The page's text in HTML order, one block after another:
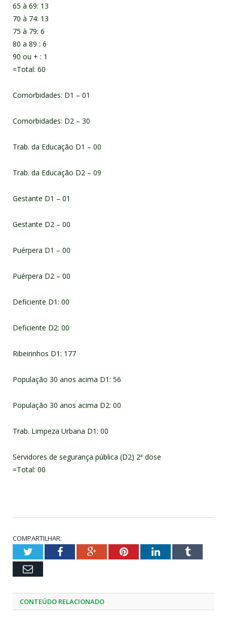
65 à 69: 13
70 à 74: 13
75 à 79: 6
80 a 89 : 6
90 ou + : 1
=Total: 60
Comorbidades: D1 – 01
Comorbidades: D2 – 30
Trab. da Educação D1 – 00
Trab. da Educação D2 – 09
Gestante D1 – 01
Gestante D2 – 00
Puérpera D1 – 00
Puérpera D2 – 00
Deficiente D1: 00
Deficiente D2: 00
Ribeirinhos D1: 177
População 30 anos acima D1: 56
População 30 anos acima D2: 00
Trab. Limpeza Urbana D1: 00
Servidores de segurança pública (D2) 2ª dose
=Total: 00
COMPARTILHAR:
TwitterFacebookGoogle+PinterestLinkedInTumblr
Email
CONTEÚDO RELACIONADO